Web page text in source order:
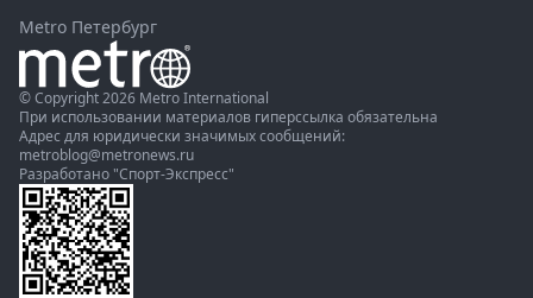
Metro Петербург
© Copyright 2026 Metro International
При использовании материалов гиперссылка обязательна
Адрес для юридически значимых сообщений:
metroblog@metronews.ru
Разработано "Спорт-Экспресс"